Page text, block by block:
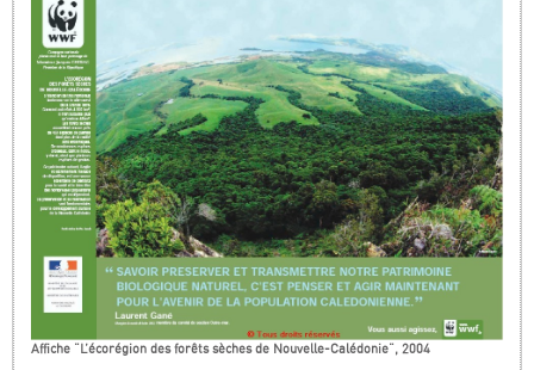
Affiche "L’écorégion des forêts sèches de Nouvelle-Calédonie", 2004